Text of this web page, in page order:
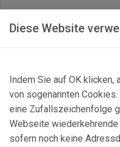
Diese Website
Indem Sie auf OK klicken,
von sogenannten
eine Zufallszeichenfolge
Webseite wiederkehrende
sofern noch keine
Gersbach 10,